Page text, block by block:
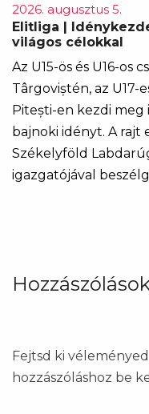
2026. augusztus 5.
Elitliga |
világos célokkal
Az U15-ös és U16-os
Târgoviștén, az U17-
Pitești-en kezdi meg
bajnoki idényt. A rajt
Székelyföld
igazgatójával
Hozzászólások
Fejtsd ki
hozzászóláshoz be